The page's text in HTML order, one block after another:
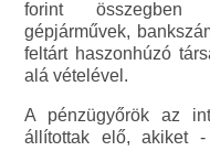
forint összegben
gépjárművek,
feltárt haszonhúzó
alá vételével.
A pénzügyőrök az
állítottak elő, akiket